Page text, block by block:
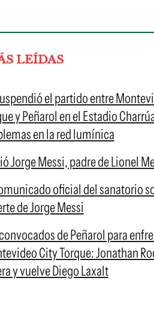
LEÍDAS
el partido entre
y Peñarol en el Estadio
en la red lumínica
Jorge Messi, padre de Lionel
oficial del sanatorio
de Jorge Messi
de Peñarol para
City Torque: Jonathan
y vuelve Diego Laxalt